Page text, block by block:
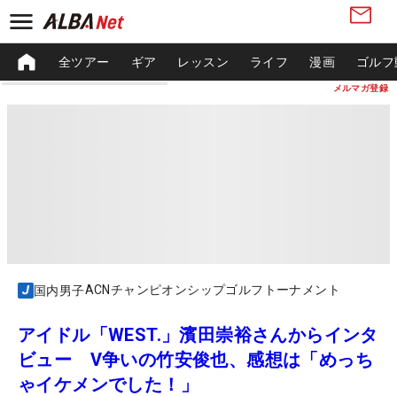
メルマガ登録
全ツアー ギア レッスン ライフ 漫画 ゴル
国内男子ACNチャンピオンシップゴルフトーナメント
アイドル「WEST.」濱田崇裕さんからインタ
ビュー V争いの竹安俊也、感想は「めっち
ゃイケメンでした！」